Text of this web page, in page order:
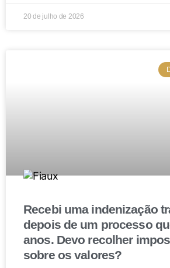
20 de julho de 2026
Recebi uma indenização
depois de um processo
anos. Devo recolher
sobre os valores?